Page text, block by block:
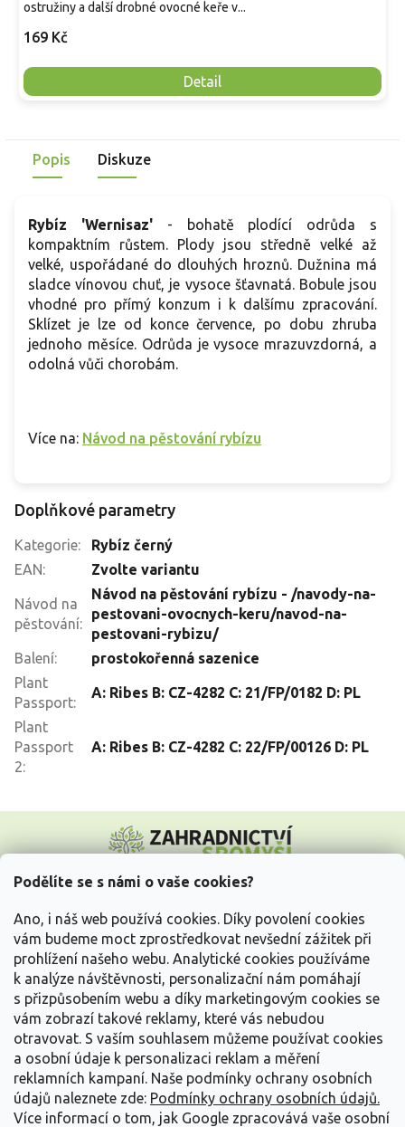
Podělíte se s námi o vaše cookies?
Ano, i náš web používá cookies. Díky povolení cookies
vám budeme moct zprostředkovat nevšední zážitek při
prohlížení našeho webu. Analytické cookies používáme
k analýze návštěvnosti, personalizační nám pomáhají
s přizpůsobením webu a díky marketingovým cookies se
vám zobrazí takové reklamy, které vás nebudou
otravovat. S vaším souhlasem můžeme používat cookies
a osobní údaje k personalizaci reklam a měření
reklamních kampaní. Naše podmínky ochrany osobních
údajů naleznete zde: Podmínky ochrany osobních údajů.
Více informací o tom, jak Google zpracovává vaše osobní
169 Kč
Detail
ostružiny a další drobné ovocné keře v...
Popis Diskuze
Rybíz 'Wernisaz'- bohatě plodící odrůda s
kompaktním růstem. Plody jsou středně velké až
velké, uspořádané do dlouhých hroznů. Dužnina má
sladce vínovou chuť, je vysoce šťavnatá. Bobule jsou
vhodné pro přímý konzum i k dalšímu zpracování.
Sklízet je lze od konce července, po dobu zhruba
jednoho měsíce. Odrůda je vysoce mrazuvzdorná, a
odolná vůči chorobám.
Více na: Návod na pěstování rybízu
Doplňkové parametry
Kategorie:
Rybíz černý
EAN: Zvolte variantu
Návod na
pěstování:
Návod na pěstování rybízu - /navody-na-
pestovani-ovocnych-keru/navod-na-
pestovani-rybizu/
Balení:
prostokořenná sazenice
Plant
Passport:
A: Ribes B: CZ-4282 C: 21/FP/0182 D: PL
Plant
Passport
2:
A: Ribes B: CZ-4282 C: 22/FP/00126 D: PL
p
Vše o nákupu
Informace pro Vás
Kontakujte nás